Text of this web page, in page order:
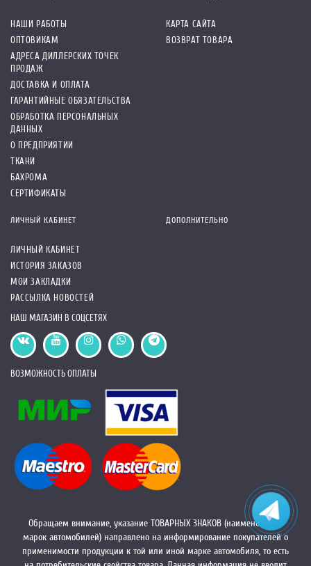
НАШИ РАБОТЫ
ОПТОВИКАМ
АДРЕСА ДИЛЛЕРСКИХ ТОЧЕК
ПРОДАЖ
ДОСТАВКА И ОПЛАТА
ГАРАНТИЙНЫЕ ОБЯЗАТЕЛЬСТВА
ОБРАБОТКА ПЕРСОНАЛЬНЫХ
ДАННЫХ
О ПРЕДПРИЯТИИ
ТКАНИ
БАХРОМА
СЕРТИФИКАТЫ
КАРТА САЙТА
ВОЗВРАТ ТОВАРА
ЛИЧНЫЙ КАБИНЕТ
ЛИЧНЫЙ КАБИНЕТ
ИСТОРИЯ ЗАКАЗОВ
МОИ ЗАКЛАДКИ
РАССЫЛКА НОВОСТЕЙ
ДОПОЛНИТЕЛЬНО
НАШ МАГАЗИН В СОЦСЕТЯХ
ВОЗМОЖНОСТЬ ОПЛАТЫ
Обращаем внимание, указание ТОВАРНЫХ ЗНАКОВ (наименований
марок автомобилей) направлено на информирование покупателей о
применимости продукции к той или иной марке автомобиля, то есть